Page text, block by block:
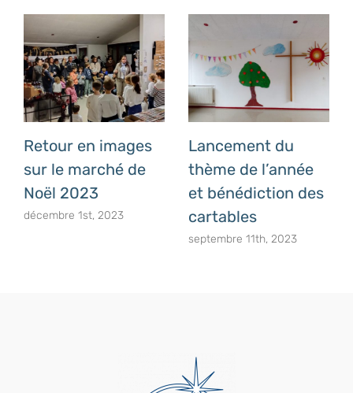
Retour en images
sur le marché de
Noël 2023
décembre 1st, 2023
Lancement du
thème de l’année
et bénédiction des
cartables
septembre 11th, 2023